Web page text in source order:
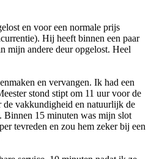
en voor een normale prijs
Hij heeft binnen een paar
mijn andere deur opgelost. Heel
en vervangen. Ik had een
stond stipt om 11 uur voor de
de vakkundigheid en natuurlijk de
Binnen 15 minuten was mijn slot
tevreden en zou hem zeker bij een